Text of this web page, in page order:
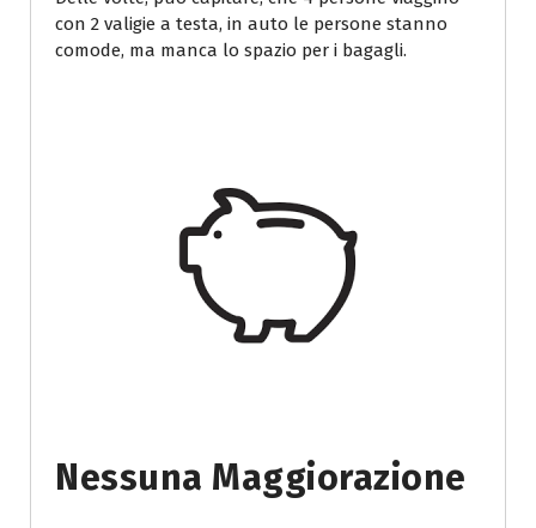
con 2 valigie a testa, in auto le persone stanno
comode, ma manca lo spazio per i bagagli.
Nessuna Maggiorazione